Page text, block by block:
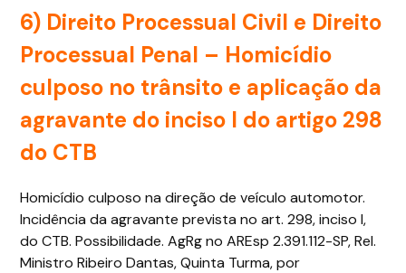
6) Direito Processual Civil e Direito
Processual Penal – Homicídio
culposo no trânsito e aplicação da
agravante do inciso I do artigo 298
do CTB
Homicídio culposo na direção de veículo automotor.
Incidência da agravante prevista no art. 298, inciso I,
do CTB. Possibilidade. AgRg no AREsp 2.391.112-SP, Rel.
Ministro Ribeiro Dantas, Quinta Turma, por